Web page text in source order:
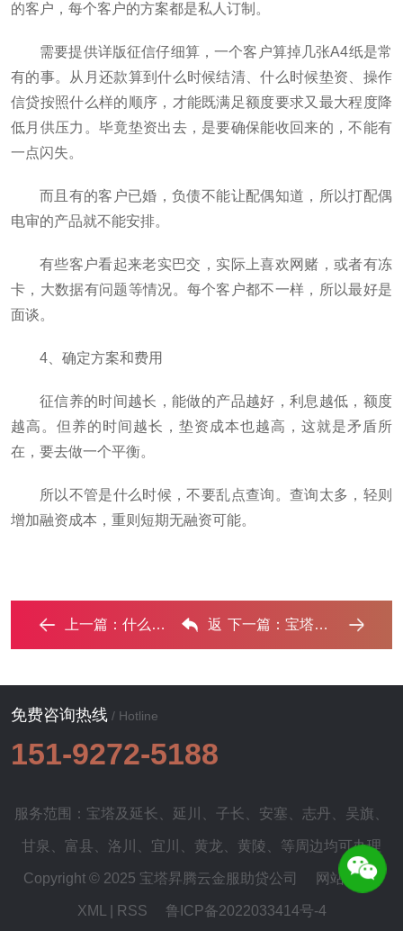
的客户，每个客户的方案都是私人订制。
需要提供详版征信仔细算，一个客户算掉几张A4纸是常
有的事。从月还款算到什么时候结清、什么时候垫资、操作
信贷按照什么样的顺序，才能既满足额度要求又最大程度降
低月供压力。毕竟垫资出去，是要确保能收回来的，不能有
一点闪失。
而且有的客户已婚，负债不能让配偶知道，所以打配偶
电审的产品就不能安排。
有些客户看起来老实巴交，实际上喜欢网赌，或者有冻
卡，大数据有问题等情况。每个客户都不一样，所以最好是
面谈。
4、确定方案和费用
征信养的时间越长，能做的产品越好，利息越低，额度
越高。但养的时间越长，垫资成本也越高，这就是矛盾所
在，要去做一个平衡。
所以不管是什么时候，不要乱点查询。查询太多，轻则
增加融资成本，重则短期无融资可能。
上一篇： 什么是债务优化，宝塔债务优化有什么效果？ ...‌ 返 下一篇：宝塔个人网贷可以债务重组吗？‌
免费咨询热线 / Hotline
151-9272-5188
服务范围：宝塔及 延长 延川 子长 安塞 志丹 吴旗
甘泉 富县 洛川 宜川 黄龙 黄陵 、等周边均可办理
Copyright © 2025 宝塔昇腾云金服助贷公司 网站地图|
XML RSS 鲁ICP备2022033414号-4